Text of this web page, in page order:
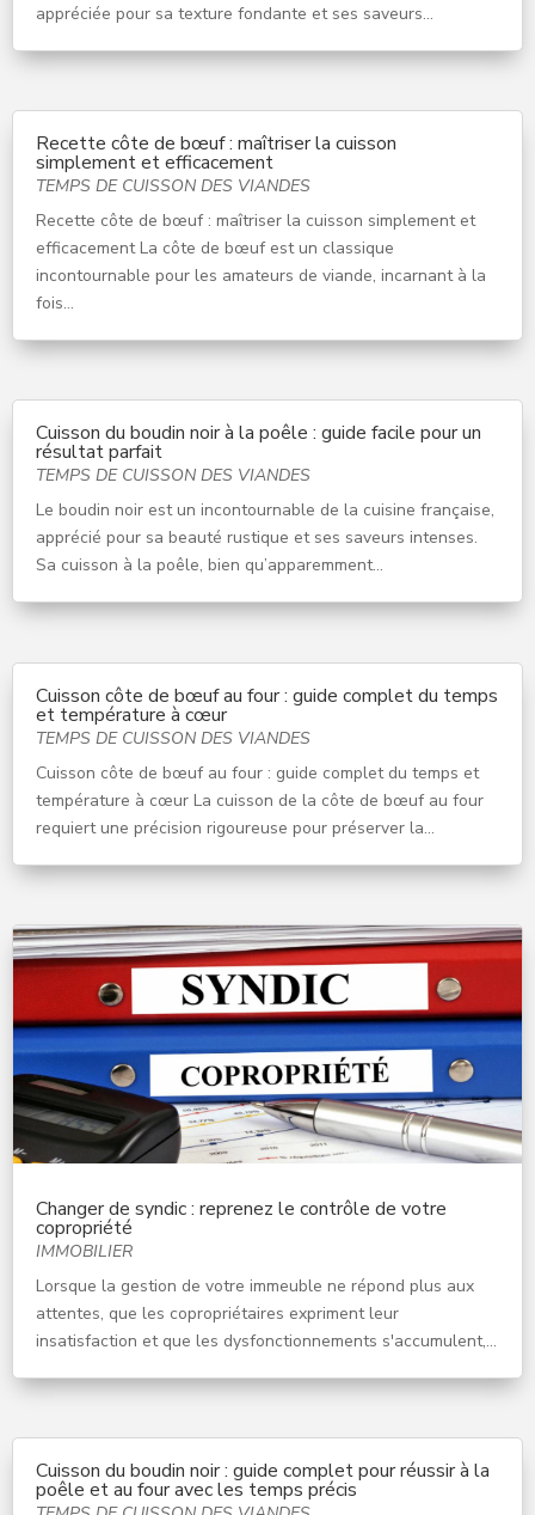
appréciée pour sa texture fondante et ses saveurs...
Recette côte de bœuf : maîtriser la cuisson
simplement et efficacement
TEMPS DE CUISSON DES VIANDES
Recette côte de bœuf : maîtriser la cuisson simplement et
efficacement La côte de bœuf est un classique
incontournable pour les amateurs de viande, incarnant à la
fois...
Cuisson du boudin noir à la poêle : guide facile pour un
résultat parfait
TEMPS DE CUISSON DES VIANDES
Le boudin noir est un incontournable de la cuisine française,
apprécié pour sa beauté rustique et ses saveurs intenses.
Sa cuisson à la poêle, bien qu’apparemment...
Cuisson côte de bœuf au four : guide complet du temps
et température à cœur
TEMPS DE CUISSON DES VIANDES
Cuisson côte de bœuf au four : guide complet du temps et
température à cœur La cuisson de la côte de bœuf au four
requiert une précision rigoureuse pour préserver la...
Changer de syndic : reprenez le contrôle de votre
copropriété
IMMOBILIER
Lorsque la gestion de votre immeuble ne répond plus aux
attentes, que les copropriétaires expriment leur
insatisfaction et que les dysfonctionnements s'accumulent,...
Cuisson du boudin noir : guide complet pour réussir à la
poêle et au four avec les temps précis